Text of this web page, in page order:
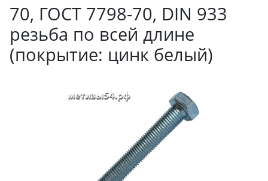
70, ГОСТ 7798-70, DIN 933
резьба по всей длине
(покрытие: цинк белый)